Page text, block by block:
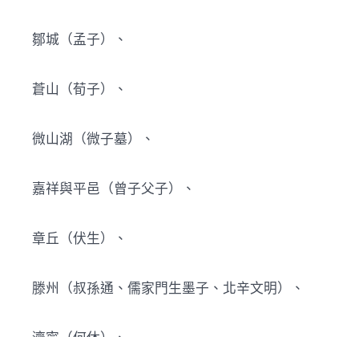
鄒城（孟子）、
蒼山（荀子）、
微山湖（微子墓）、
嘉祥與平邑（曾子父子）、
章丘（伏生）、
滕州（叔孫通、儒家門生墨子、北辛文明）、